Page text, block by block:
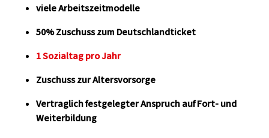
viele Arbeitszeitmodelle
50% Zuschuss zum Deutschlandticket
1 Sozialtag pro Jahr
Zuschuss zur Altersvorsorge
Vertraglich festgelegter Anspruch auf Fort- und
Weiterbildung